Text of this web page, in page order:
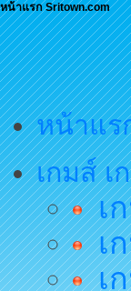
หน้าแรก Sritown.com
หน้าแร
เกมส์ เ
เก
เก
เก